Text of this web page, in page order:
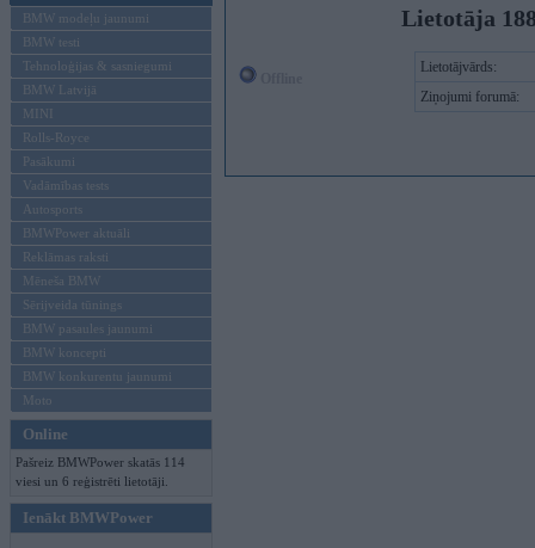
BMW modeļu jaunumi
BMW testi
Tehnoloģijas & sasniegumi
BMW Latvijā
MINI
Rolls-Royce
Pasākumi
Vadāmības tests
Autosports
BMWPower aktuāli
Reklāmas raksti
Mēneša BMW
Sērijveida tūnings
BMW pasaules jaunumi
BMW koncepti
BMW konkurentu jaunumi
Moto
Online
Pašreiz BMWPower skatās 114
viesi un 6 reģistrēti lietotāji.
Ienākt BMWPower
Lietotāja
Lietotājvārds:
Ziņojumi forumā: